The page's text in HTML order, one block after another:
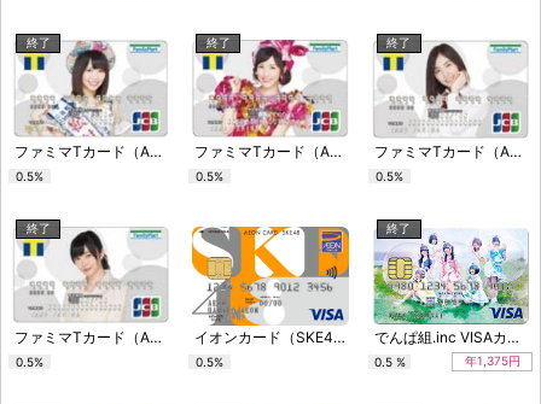
ファミマTカード（AKB48グループデザイン）
0.5%
終了
ファミマTカード（AKB48グループデザイン）
0.5%
終了
ファミマTカード（AKB48グループデザイン）
0.5%
終了
ファミマTカード（AKB48グループデザイン）
0.5%
終了
イオンカード（SKE48）
0.5%
でんぱ組.inc VISAカード
0.5 % 年1,375円
終了